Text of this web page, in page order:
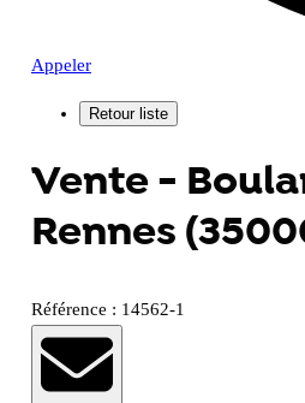
Appeler
Vente -
Rennes
Référence : 14562-1